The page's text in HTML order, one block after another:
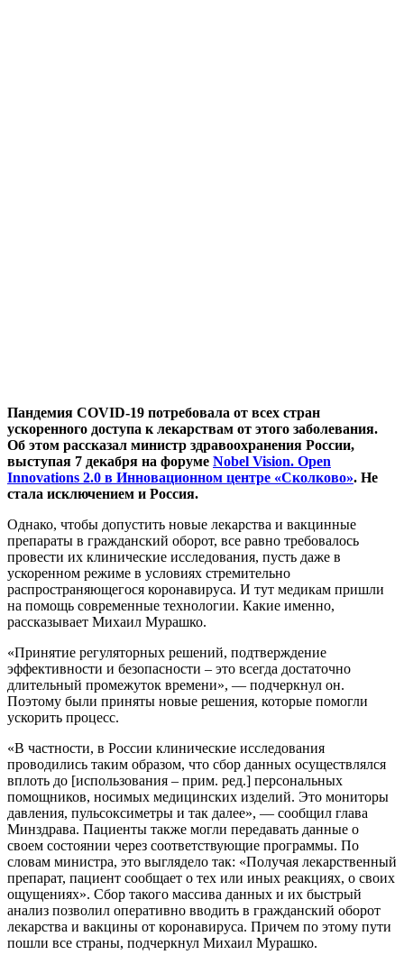
Пандемия COVID-19 потребовала от всех стран
ускоренного доступа к лекарствам от этого заболевания.
Об этом рассказал министр здравоохранения России,
выступая 7 декабря на форуме Nobel Vision. Open
Innovations 2.0 в Инновационном центре «Сколково». Не
стала исключением и Россия.
Однако, чтобы допустить новые лекарства и вакцинные
препараты в гражданский оборот, все равно требовалось
провести их клинические исследования, пусть даже в
ускоренном режиме в условиях стремительно
распространяющегося коронавируса. И тут медикам пришли
на помощь современные технологии. Какие именно,
рассказывает Михаил Мурашко.
«Принятие регуляторных решений, подтверждение
эффективности и безопасности – это всегда достаточно
длительный промежуток времени», — подчеркнул он.
Поэтому были приняты новые решения, которые помогли
ускорить процесс.
«В частности, в России клинические исследования
проводились таким образом, что сбор данных осуществлялся
вплоть до [использования – прим. ред.] персональных
помощников, носимых медицинских изделий. Это мониторы
давления, пульсоксиметры и так далее», — сообщил глава
Минздрава. Пациенты также могли передавать данные о
своем состоянии через соответствующие программы. По
словам министра, это выглядело так: «Получая лекарственный
препарат, пациент сообщает о тех или иных реакциях, о своих
ощущениях». Сбор такого массива данных и их быстрый
анализ позволил оперативно вводить в гражданский оборот
лекарства и вакцины от коронавируса. Причем по этому пути
пошли все страны, подчеркнул Михаил Мурашко.